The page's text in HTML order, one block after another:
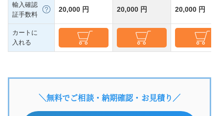
輸入確認
証手数料
20,000 円 20,000 円 20,000 円
カートに
入れる
＼無料でご相談・納期確認・お見積り／